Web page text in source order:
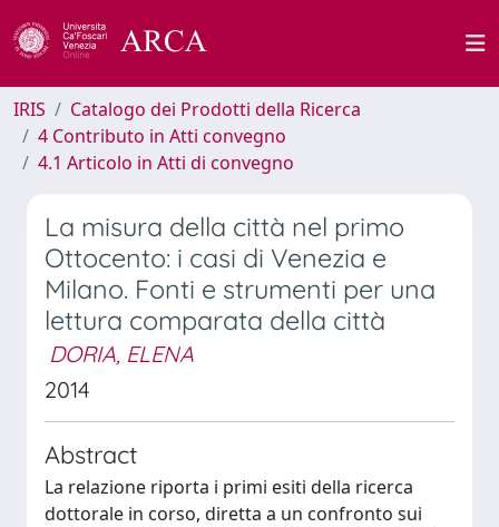
IRIS
Catalogo dei Prodotti della Ricerca
4 Contributo in Atti convegno
4.1 Articolo in Atti di convegno
La misura della città nel primo
Ottocento: i casi di Venezia e
Milano. Fonti e strumenti per una
lettura comparata della città
DORIA, ELENA
2014
Abstract
La relazione riporta i primi esiti della ricerca
dottorale in corso, diretta a un confronto sui